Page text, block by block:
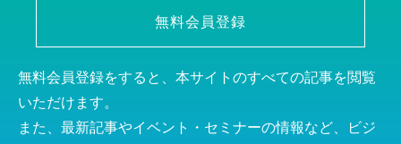
無料会員登録
無料会員登録をすると、本サイトのすべての記事を閲覧
いただけます。
また、最新記事やイベント・セミナーの情報など、ビジ